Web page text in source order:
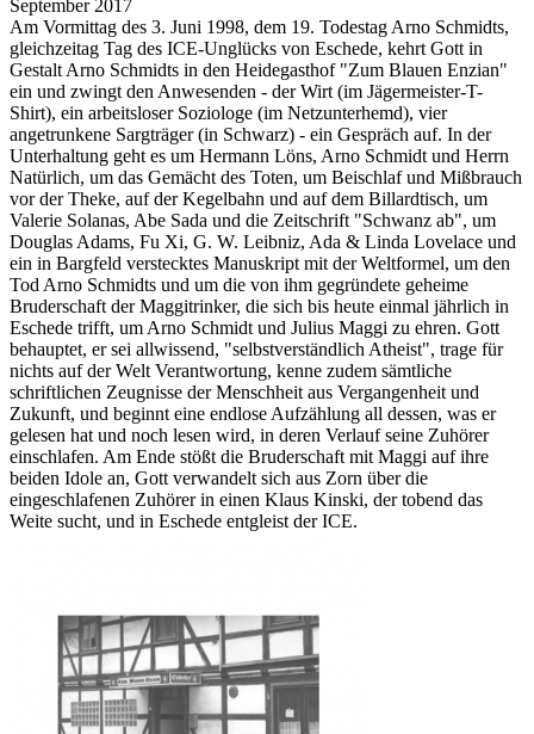
September 2017
Am Vormittag des 3. Juni 1998, dem 19. Todestag Arno Schmidts,
gleichzeitag Tag des ICE-Unglücks von Eschede, kehrt Gott in
Gestalt Arno Schmidts in den Heidegasthof "Zum Blauen Enzian"
ein und zwingt den Anwesenden - der Wirt (im Jägermeister-T-
Shirt), ein arbeitsloser Soziologe (im Netzunterhemd), vier
angetrunkene Sargträger (in Schwarz) - ein Gespräch auf. In der
Unterhaltung geht es um Hermann Löns, Arno Schmidt und Herrn
Natürlich, um das Gemächt des Toten, um Beischlaf und Mißbrauch
vor der Theke, auf der Kegelbahn und auf dem Billardtisch, um
Valerie Solanas, Abe Sada und die Zeitschrift "Schwanz ab", um
Douglas Adams, Fu Xi, G. W. Leibniz, Ada & Linda Lovelace und
ein in Bargfeld verstecktes Manuskript mit der Weltformel, um den
Tod Arno Schmidts und um die von ihm gegründete geheime
Bruderschaft der Maggitrinker, die sich bis heute einmal jährlich in
Eschede trifft, um Arno Schmidt und Julius Maggi zu ehren. Gott
behauptet, er sei allwissend, "selbstverständlich Atheist", trage für
nichts auf der Welt Verantwortung, kenne zudem sämtliche
schriftlichen Zeugnisse der Menschheit aus Vergangenheit und
Zukunft, und beginnt eine endlose Aufzählung all dessen, was er
gelesen hat und noch lesen wird, in deren Verlauf seine Zuhörer
einschlafen. Am Ende stößt die Bruderschaft mit Maggi auf ihre
beiden Idole an, Gott verwandelt sich aus Zorn über die
eingeschlafenen Zuhörer in einen Klaus Kinski, der tobend das
Weite sucht, und in Eschede entgleist der ICE.